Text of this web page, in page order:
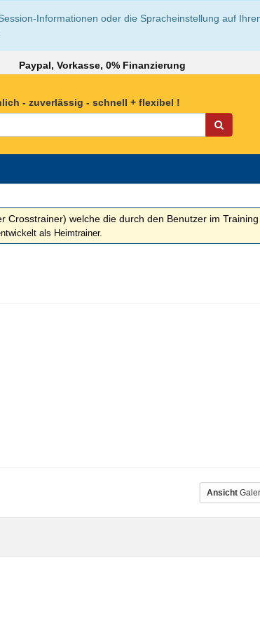
Informationen oder die Spracheinstellung auf
Paypal, Vorkasse, 0% Finanzierung
- zuverlässig - schnell + flexibel !
Crosstrainer) welche die durch den Benutzer im
als Heimtrainer.
Ansicht